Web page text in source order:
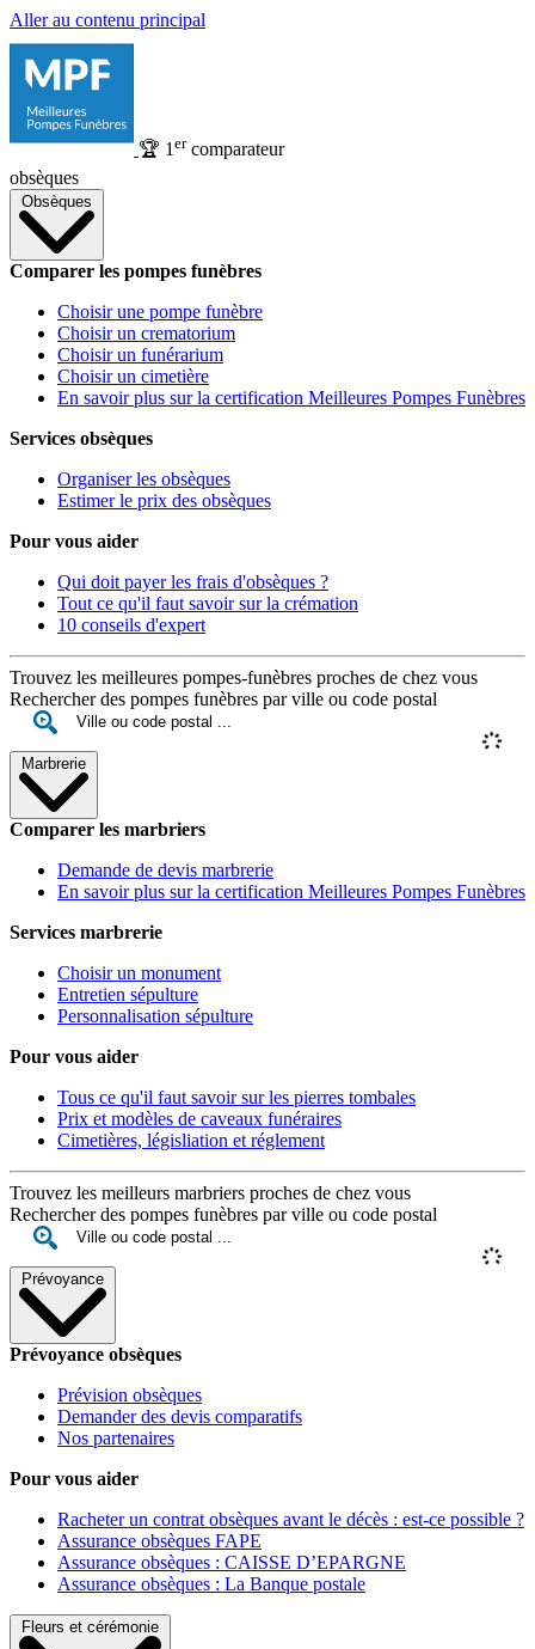
Aller au contenu principal
🏆 1 ercomparateur
obsèques
Obsèques
Comparer les pompes funèbres
Choisir une pompe funèbre
Choisir un crematorium
Choisir un funérarium
Choisir un cimetière
En savoir plus sur la certification Meilleures Pompes Funèbres
Services obsèques
Organiser les obsèques
Estimer le prix des obsèques
Pour vous aider
Qui doit payer les frais d'obsèques ?
Tout ce qu'il faut savoir sur la crémation
10 conseils d'expert
Trouvez les meilleures pompes-funèbres proches de chez vous
Rechercher des pompes funèbres par ville ou code postal
Marbrerie
Comparer les marbriers
Demande de devis marbrerie
En savoir plus sur la certification Meilleures Pompes Funèbres
Services marbrerie
Choisir un monument
Entretien sépulture
Personnalisation sépulture
Pour vous aider
Tous ce qu'il faut savoir sur les pierres tombales
Prix et modèles de caveaux funéraires
Cimetières, législiation et réglement
Trouvez les meilleurs marbriers proches de chez vous
Rechercher des pompes funèbres par ville ou code postal
Prévoyance
Prévoyance obsèques
Prévision obsèques
Demander des devis comparatifs
Nos partenaires
Pour vous aider
Racheter un contrat obsèques avant le décès : est-ce possible ?
Assurance obsèques FAPE
Assurance obsèques : CAISSE D’EPARGNE
Assurance obsèques : La Banque postale
Fleurs et cérémonie